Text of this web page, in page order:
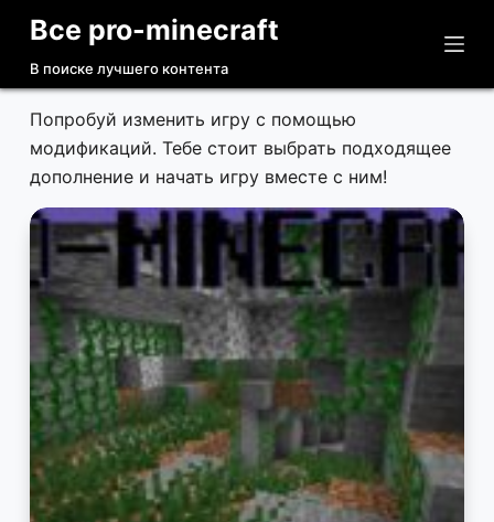
П
р
е
й
к
у
Все pro-minecraft
В поиске лучшего контента
Попробуй изменить игру с помощью
модификаций. Тебе стоит выбрать подходящее
дополнение и начать игру вместе с ним!